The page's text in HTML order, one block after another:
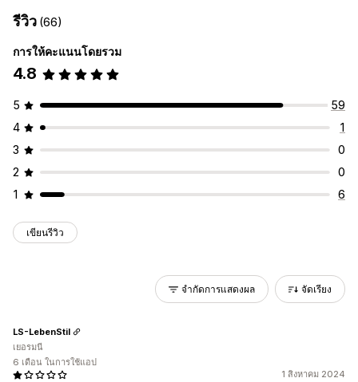
รีวิว (66)
การให้คะแนนโดยรวม
4.8
5
59
4
1
3
0
2
0
1
6
เขียนรีวิว
จำกัดการแสดงผล จัดเรียง
1 สิงหาคม 2024
LS-LebenStil
เยอรมนี
6 เดือน ในการใช้แอป